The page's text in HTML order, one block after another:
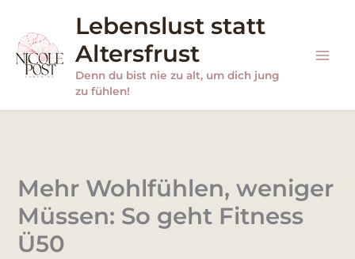
springen
Lebenslust statt
Altersfrust
Denn du bist nie zu alt, um dich jung
zu fühlen!
Mehr Wohlfühlen, weniger
Müssen: So geht Fitness
Ü50